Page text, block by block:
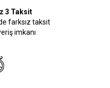
3 Taksit
farksız taksit
imkanı